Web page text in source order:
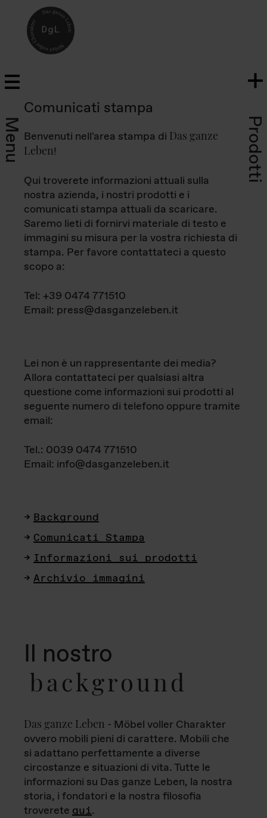
Menu Prodotti
Comunicati stampa
Benvenuti nell'area stampa di Das ganze
Leben!
Qui troverete informazioni attuali sulla
nostra azienda, i nostri prodotti e i
comunicati stampa attuali da scaricare.
Saremo lieti di fornirvi materiale di testo e
immagini su misura per la vostra richiesta di
stampa. Per favore contattateci a questo
scopo a:
Tel: +39 0474 771510
Email: press@dasganzeleben.it
Lei non è un rappresentante dei media?
Allora contattateci per qualsiasi altra
questione come informazioni sui prodotti al
seguente numero di telefono oppure tramite
email:
Tel.: 0039 0474 771510
Email: info@dasganzeleben.it
Background
Comunicati Stampa
Informazioni sui prodotti
Archivio immagini
Il nostro
background
Das ganze Leben - Möbel voller Charakter
ovvero mobili pieni di carattere. Mobili che
si adattano perfettamente a diverse
circostanze e situazioni di vita. Tutte le
informazioni su Das ganze Leben, la nostra
storia, i fondatori e la nostra filosofia
troverete qui.